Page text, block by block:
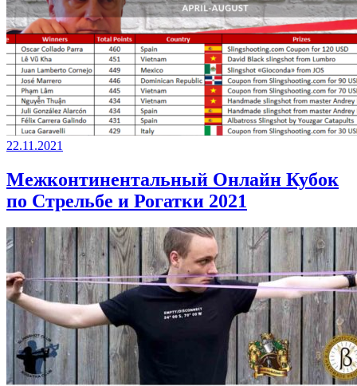
22.11.2021
Межконтинентальный Онлайн Кубок
по Стрельбе и Рогатки 2021